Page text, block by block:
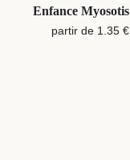
Enfance Myosotis
partir de 1.35 €